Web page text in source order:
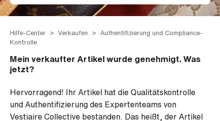
Hilfe-Center Verkaufen
Authentifizierung und Compliance-
Kontrolle
Mein verkaufter Artikel wurde genehmigt. Was
jetzt?
Hervorragend! Ihr Artikel hat die Qualitätskontrolle
und Authentifizierung des Expertenteams von
Vestiaire Collective bestanden. Das heißt, der Artikel